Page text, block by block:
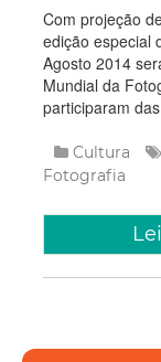
Com projeção
edição especial
Agosto 2014
Mundial da
participaram
Cultura
Fotografia